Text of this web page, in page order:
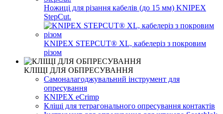
Ножиці для різання кабелів (до 15 мм) KNIPEX
StepCut.
KNIPEX STEPCUT® XL, кабелеріз з покровим
різом
КЛІЩІ ДЛЯ ОБПРЕСУВАННЯ
Самоналагоджувальний інструмент для
опресування
KNIPEX eCrimp
Кліщі для тетрагонального опресування контактів